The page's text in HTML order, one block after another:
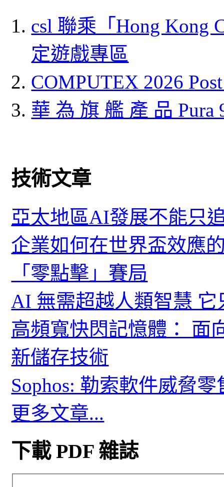
csl 聯乘「Hong Kong
定遊戲專區
COMPUTEX 2026
華 為 旗 艦 產 品 Pura
技術文章
亞太地區AI發展不能只
企業如何在世界盃效應
「零點擊」賽局
AI 無需超越人類智慧
高頻寬快閃記憶體： 面
新儲存技術
Sophos: 勒索軟件威脅
更多文章...
下載 PDF 雜誌